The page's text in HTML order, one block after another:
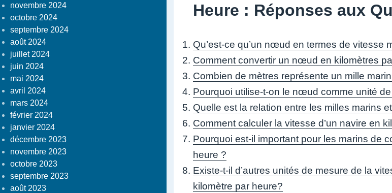
novembre 2024
octobre 2024
septembre 2024
août 2024
juillet 2024
juin 2024
mai 2024
avril 2024
mars 2024
février 2024
janvier 2024
décembre 2023
novembre 2023
octobre 2023
septembre 2023
août 2023
Heure : Réponses aux
Qu’est-ce qu’un nœud en termes de vitesse
Comment convertir un nœud en kilomètres
Combien de mètres représente un mille
Pourquoi utilise-t-on le nœud comme unité
Quelle est la relation entre les milles marins
Comment calculer la vitesse d’un navire en
Pourquoi est-il important pour les marins de
heure ?
Existe-t-il d’autres unités de mesure de la
kilomètre par heure?